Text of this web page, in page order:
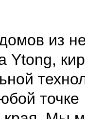
из
Ytong,
точке